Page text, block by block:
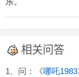
相关问答
1、问：《哪吒1983